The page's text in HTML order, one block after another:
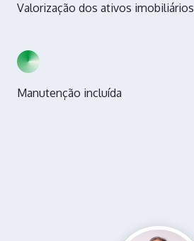
Valorização dos ativos imobiliários
Manutenção incluída